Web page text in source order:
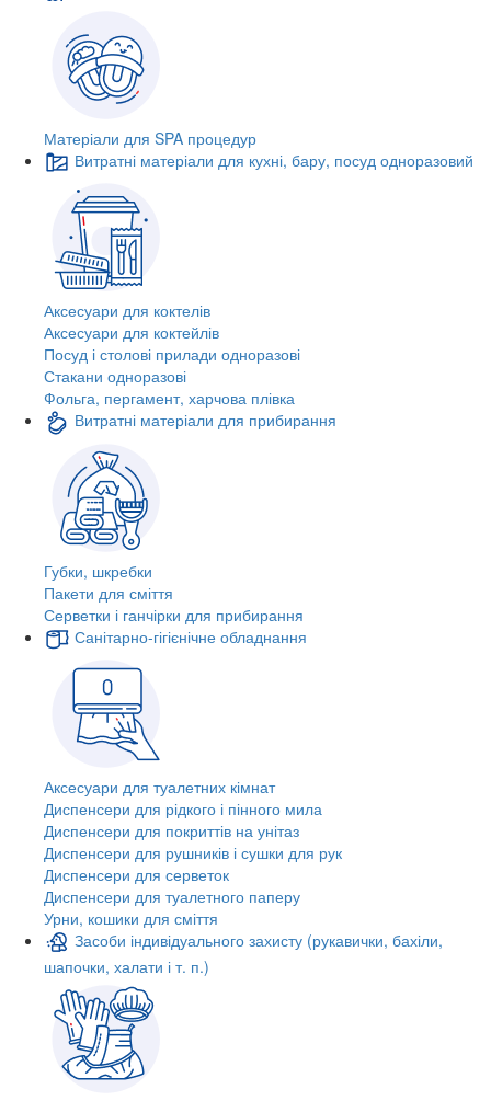
Матеріали для SPA процедур
Витратні матеріали для кухні, бару, посуд одноразовий
Аксесуари для коктелів
Аксесуари для коктейлів
Посуд і столові прилади одноразові
Стакани одноразові
Фольга, пергамент, харчова плівка
Витратні матеріали для прибирання
Губки, шкребки
Пакети для сміття
Серветки і ганчірки для прибирання
Санітарно-гігієнічне обладнання
Аксесуари для туалетних кімнат
Диспенсери для рідкого і пінного мила
Диспенсери для покриттів на унітаз
Диспенсери для рушників і сушки для рук
Диспенсери для серветок
Диспенсери для туалетного паперу
Урни, кошики для сміття
Засоби індивідуального захисту (рукавички, бахіли,
шапочки, халати і т. п.)